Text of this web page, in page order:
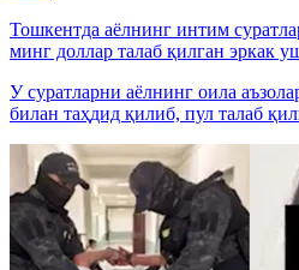
Тошкентда аёлнинг интим
минг доллар талаб қилган эркак
У суратларни аёлнинг оила
билан таҳдид қилиб, пул талаб